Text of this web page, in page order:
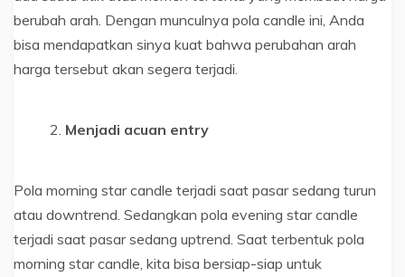
berubah arah. Dengan munculnya pola candle ini, Anda
bisa mendapatkan sinya kuat bahwa perubahan arah
harga tersebut akan segera terjadi.
Menjadi acuan entry
Pola morning star candle terjadi saat pasar sedang turun
atau downtrend. Sedangkan pola evening star candle
terjadi saat pasar sedang uptrend. Saat terbentuk pola
morning star candle, kita bisa bersiap-siap untuk